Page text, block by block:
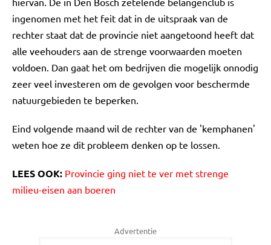
ingenomen met het feit dat in de uitspraak van de
rechter staat dat de provincie niet aangetoond heeft dat
alle veehouders aan de strenge voorwaarden moeten
voldoen. Dan gaat het om bedrijven die mogelijk onnodig
zeer veel investeren om de gevolgen voor beschermde
natuurgebieden te beperken.
Eind volgende maand wil de rechter van de 'kemphanen'
weten hoe ze dit probleem denken op te lossen.
LEES OOK: Provincie ging niet te ver met strenge
milieu-eisen aan boeren
Advertentie